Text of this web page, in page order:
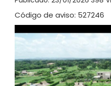
Código de aviso: 527246